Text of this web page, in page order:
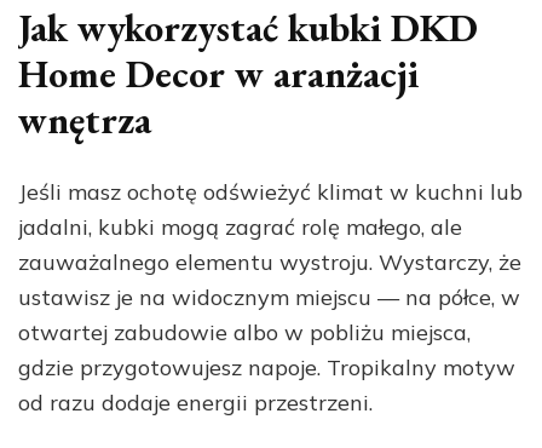
Jak wykorzystać kubki DKD
Home Decor w aranżacji
wnętrza
Jeśli masz ochotę odświeżyć klimat w kuchni lub
jadalni, kubki mogą zagrać rolę małego, ale
zauważalnego elementu wystroju. Wystarczy, że
ustawisz je na widocznym miejscu — na półce, w
otwartej zabudowie albo w pobliżu miejsca,
gdzie przygotowujesz napoje. Tropikalny motyw
od razu dodaje energii przestrzeni.